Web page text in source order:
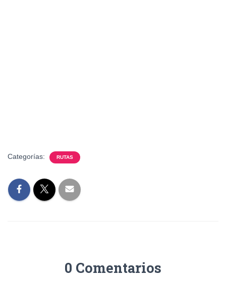
Categorías: RUTAS
0 Comentarios